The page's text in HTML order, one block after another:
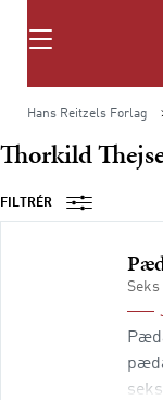
Søg
Hans Reitzels Forlag
Thorkild
FILTRÉR